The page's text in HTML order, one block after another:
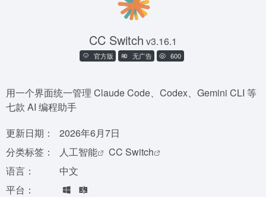
CC Switch v3.16.1
官方版 无广告 600
用一个界面统一管理 Claude Code、Codex、Gemini CLI 等
七款 AI 编程助手
更新日期：
2026年6月7日
分类标签：
人工智能
CC Switch
语言：
中文
平台：